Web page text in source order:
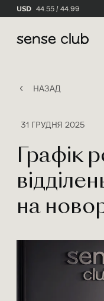
USD 44.55 / 44.99
НАЗАД
31 ГРУДНЯ 2025
Графік
на